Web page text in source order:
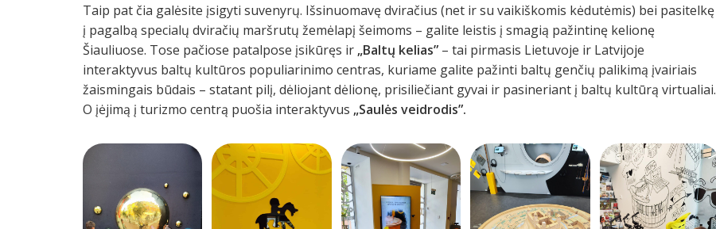
Taip pat čia galėsite įsigyti suvenyrų. Išsinuomavę dviračius (net ir su vaikiškomis kėdutėmis) bei pasitelkę
į pagalbą specialų dviračių maršrutų žemėlapį šeimoms – galite leistis į smagią pažintinę kelionę
Šiauliuose. Tose pačiose patalpose įsikūręs ir „Baltų kelias” – tai pirmasis Lietuvoje ir Latvijoje
interaktyvus baltų kultūros populiarinimo centras, kuriame galite pažinti baltų genčių palikimą įvairiais
žaismingais būdais – statant pilį, dėliojant dėlionę, prisiliečiant gyvai ir pasineriant į baltų kultūrą virtualiai.
O įėjimą į turizmo centrą puošia interaktyvus „Saulės veidrodis”.